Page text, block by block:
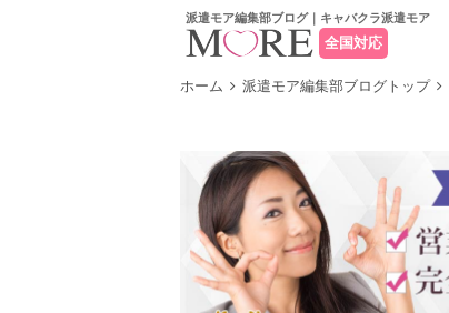
派遣モア編集部ブログ｜キャバクラ派遣モア
全国対応
ホーム 派遣モア編集部ブログトップ